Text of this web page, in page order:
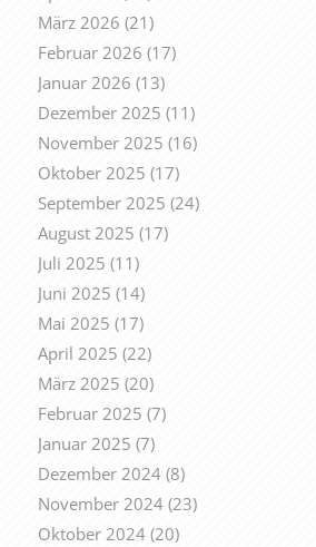
März 2026 (21)
Februar 2026 (17)
Januar 2026 (13)
Dezember 2025 (11)
November 2025 (16)
Oktober 2025 (17)
September 2025 (24)
August 2025 (17)
Juli 2025 (11)
Juni 2025 (14)
Mai 2025 (17)
April 2025 (22)
März 2025 (20)
Februar 2025 (7)
Januar 2025 (7)
Dezember 2024(8)
November 2024(23)
Oktober 2024(20)